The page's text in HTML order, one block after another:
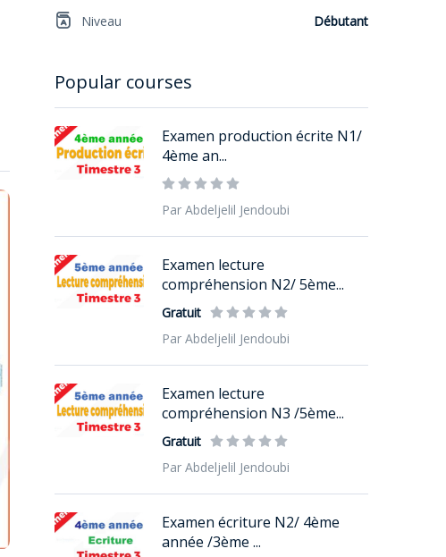
Niveau Débutant
Popular courses
Examen production écrite N1/
4ème an...
Par Abdeljelil Jendoubi
Examen lecture
compréhension N2/ 5ème...
Gratuit
Par Abdeljelil Jendoubi
Examen lecture
compréhension N3 /5ème...
Gratuit
Par Abdeljelil Jendoubi
Examen écriture N2/ 4ème
année /3ème ...